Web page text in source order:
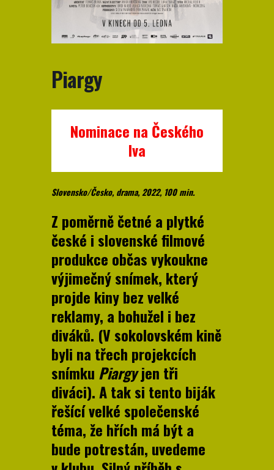
Piargy
Nominace na Českého
lva
Slovensko/Česko, drama, 2022, 100 min.
Z poměrně četné a plytké
české i slovenské filmové
produkce občas vykoukne
výjimečný snímek, který
projde kiny bez velké
reklamy, a bohužel i bez
diváků. (V sokolovském kině
byli na třech projekcích
snímku Piargyjen tři
diváci). A tak si tento biják
řešící velké společenské
téma, že hřích má být a
bude potrestán, uvedeme